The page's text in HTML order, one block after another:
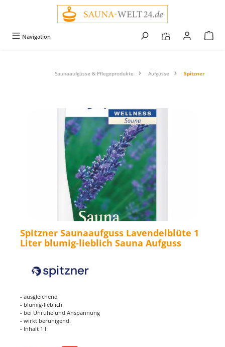
Navigation
Saunaaufgüsse & Pflegeprodukte Aufgüsse Spitzner
Bildergalerie überspringen
Spitzner Saunaaufguss Lavendelblüte 1
Liter blumig-lieblich Sauna Aufguss
- ausgleichend
- blumig-lieblich
- bei Unruhe und Anspannung
- wirkt beruhigend.
- Inhalt 1 l